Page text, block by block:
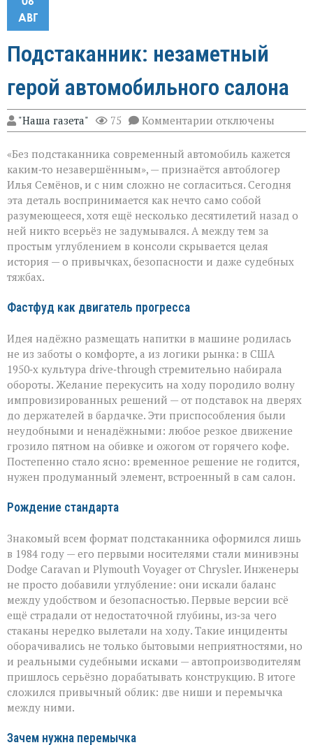
АВГ
Подстаканник: незаметный
герой автомобильного салона
"Наша газета" 75 Комментарии к
записи
незаметный
герой
автомобильного
салона
отключены
«Без подстаканника современный автомобиль кажется
каким‑то незавершённым», — признаётся автоблогер
Илья Семёнов, и с ним сложно не согласиться. Сегодня
эта деталь воспринимается как нечто само собой
разумеющееся, хотя ещё несколько десятилетий назад о
ней никто всерьёз не задумывался. А между тем за
простым углублением в консоли скрывается целая
история — о привычках, безопасности и даже судебных
тяжбах.
Фастфуд как двигатель прогресса
Идея надёжно размещать напитки в машине родилась
не из заботы о комфорте, а из логики рынка: в США
1950‑х культура drive‑through стремительно набирала
обороты. Желание перекусить на ходу породило волну
импровизированных решений — от подставок на дверях
до держателей в бардачке. Эти приспособления были
неудобными и ненадёжными: любое резкое движение
грозило пятном на обивке и ожогом от горячего кофе.
Постепенно стало ясно: временное решение не годится,
нужен продуманный элемент, встроенный в сам салон.
Рождение стандарта
Знакомый всем формат подстаканника оформился лишь
в 1984 году — его первыми носителями стали минивэны
Dodge Caravan и Plymouth Voyager от Chrysler. Инженеры
не просто добавили углубление: они искали баланс
между удобством и безопасностью. Первые версии всё
ещё страдали от недостаточной глубины, из‑за чего
стаканы нередко вылетали на ходу. Такие инциденты
оборачивались не только бытовыми неприятностями, но
и реальными судебными исками — автопроизводителям
пришлось серьёзно дорабатывать конструкцию. В итоге
сложился привычный облик: две ниши и перемычка
между ними.
Зачем нужна перемычка